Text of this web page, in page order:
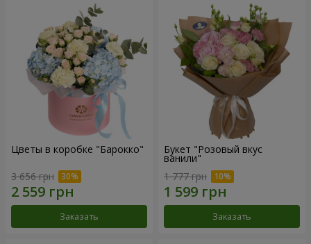
Цветы в коробке "Барокко"
3 656 грн
Заказать
Букет "Розовый вкус
ванили"
1 777 грн
Заказать